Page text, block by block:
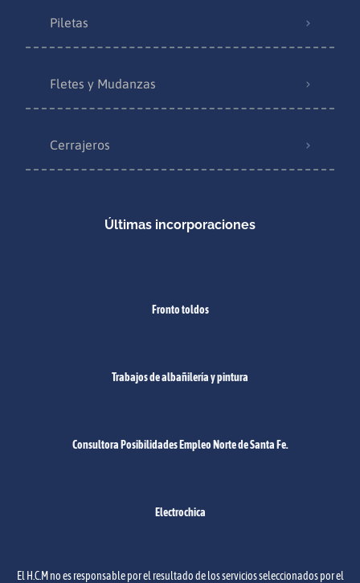
Piletas
Fletes y Mudanzas
Cerrajeros
Últimas incorporaciones
Fronto toldos
Trabajos de albañilería y pintura
Consultora Posibilidades Empleo Norte de Santa Fe.
Electrochica
El H.C.M no es responsable por el resultado de los servicios seleccionados por el